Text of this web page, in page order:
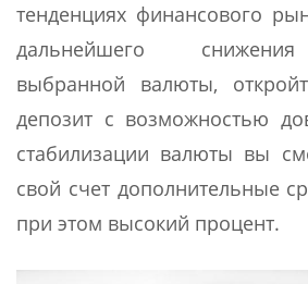
тенденциях финансового
дальнейшего
выбранной валюты,
депозит с возможностью
стабилизации валюты вы
свой счет дополнительные
при этом высокий процент.